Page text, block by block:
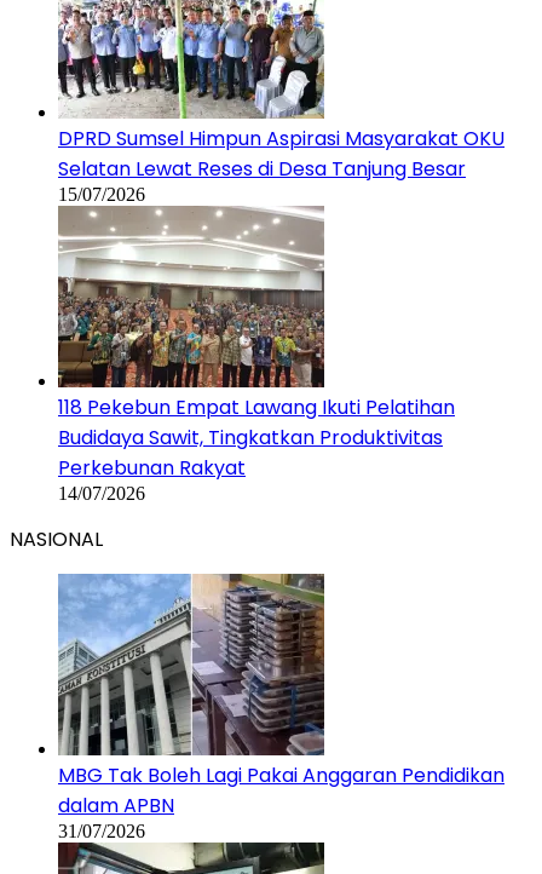
DPRD Sumsel Himpun Aspirasi Masyarakat OKU
Selatan Lewat Reses di Desa Tanjung Besar
15/07/2026
118 Pekebun Empat Lawang Ikuti Pelatihan
Budidaya Sawit, Tingkatkan Produktivitas
Perkebunan Rakyat
14/07/2026
NASIONAL
MBG Tak Boleh Lagi Pakai Anggaran Pendidikan
dalam APBN
31/07/2026